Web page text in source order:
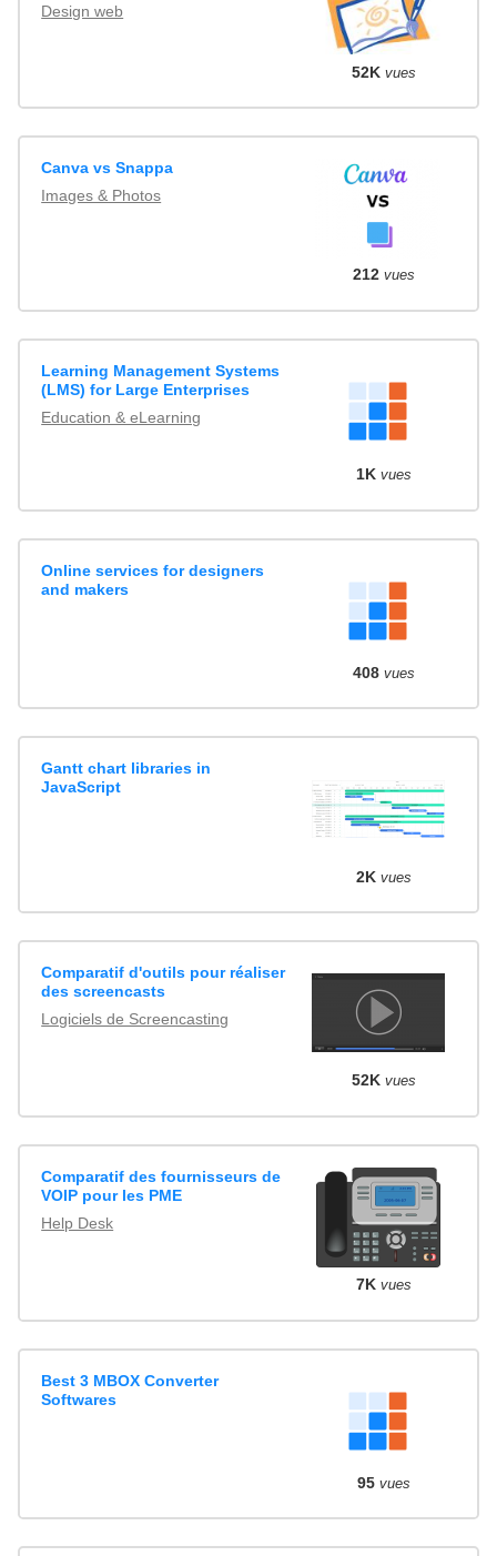
Design web
52K vues
Canva vs Snappa
Images & Photos
212 vues
Learning Management Systems
(LMS) for Large Enterprises
Education & eLearning
1K vues
Online services for designers
and makers
408 vues
Gantt chart libraries in
JavaScript
2K vues
Comparatif d'outils pour réaliser
des screencasts
Logiciels de Screencasting
52K vues
Comparatif des fournisseurs de
VOIP pour les PME
Help Desk
7K vues
Best 3 MBOX Converter
Softwares
95 vues